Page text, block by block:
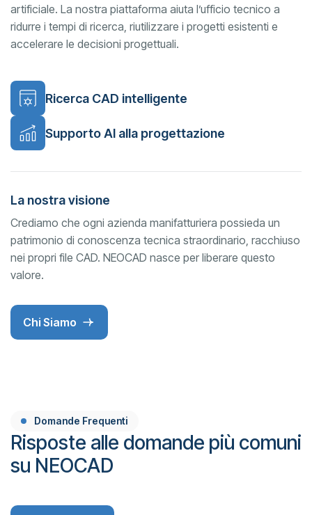
artificiale. La nostra piattaforma aiuta l’ufficio tecnico a
ridurre i tempi di ricerca, riutilizzare i progetti esistenti e
accelerare le decisioni progettuali.
Ricerca CAD intelligente
Supporto AI alla progettazione
La nostra visione
Crediamo che ogni azienda manifatturiera possieda un
patrimonio di conoscenza tecnica straordinario, racchiuso
nei propri file CAD. NEOCAD nasce per liberare questo
valore.
Chi Siamo
Domande Frequenti
Risposte alle domande più comuni
su NEOCAD